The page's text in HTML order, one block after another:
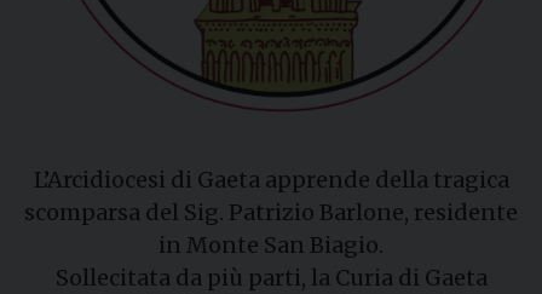
L’Arcidiocesi di Gaeta apprende della tragica
scomparsa del Sig. Patrizio Barlone, residente
in Monte San Biagio.
Sollecitata da più parti, la Curia di Gaeta